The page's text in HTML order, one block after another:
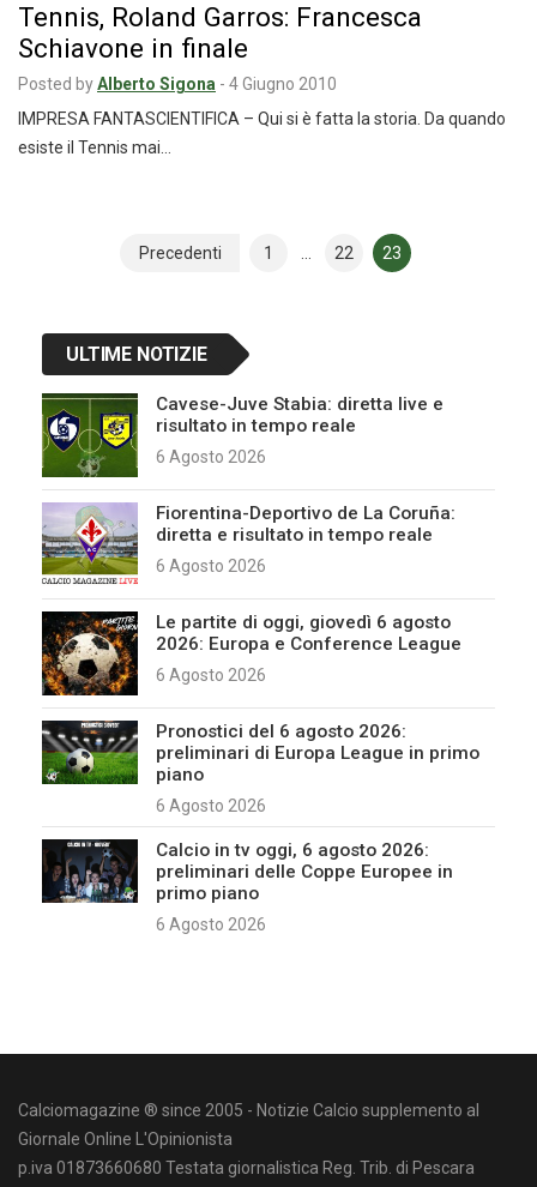
Tennis, Roland Garros: Francesca
Schiavone in finale
Posted byAlberto Sigona - 4 Giugno 2010
IMPRESA FANTASCIENTIFICA – Qui si è fatta la storia. Da quando
esiste il Tennis mai…
NavigazionePrecedenti 1 22 23
ULTIME NOTIZIE
Cavese-Juve Stabia: diretta live e
risultato in tempo reale
6 Agosto 2026
Fiorentina-Deportivo de La Coruña:
diretta e risultato in tempo reale
6 Agosto 2026
Le partite di oggi, giovedì 6 agosto
2026: Europa e Conference League
6 Agosto 2026
Pronostici del 6 agosto 2026:
preliminari di Europa League in primo
piano
6 Agosto 2026
Calcio in tv oggi, 6 agosto 2026:
preliminari delle Coppe Europee in
primo piano
6 Agosto 2026
Calciomagazine ® since 2005 - Notizie Calcio supplemento al
Giornale Online L'Opinionista
p.iva 01873660680 Testata giornalistica Reg. Trib. di Pescara